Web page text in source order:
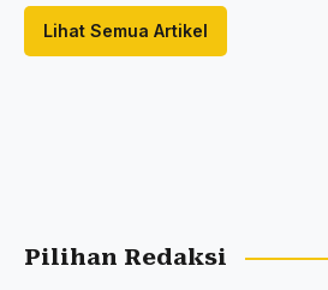
Lihat Semua Artikel
Pilihan Redaksi